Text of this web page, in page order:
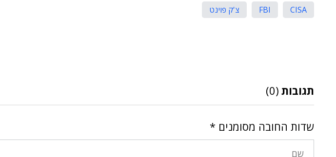
CISA
FBI צ'ק פוינט
תגובות (0)
שדות החובה מסומנים *